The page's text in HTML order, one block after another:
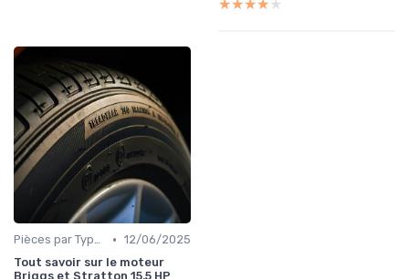
★★★★★
★★★★★
Pièces par Type (Freins, Moteur, etc.) • 12/06/2025
Tout savoir sur le moteur
Briggs et Stratton 15,5 HP